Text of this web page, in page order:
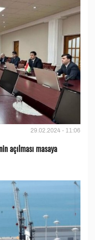
29.02.2024 - 11:06
açılması masaya